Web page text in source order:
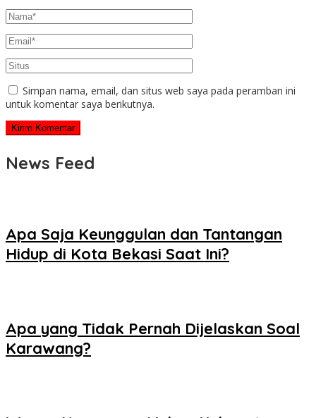
Simpan nama, email, dan situs web saya pada peramban ini
untuk komentar saya berikutnya.
News Feed
Apa Saja Keunggulan dan Tantangan
Hidup di Kota Bekasi Saat Ini?
Apa yang Tidak Pernah Dijelaskan Soal
Karawang?